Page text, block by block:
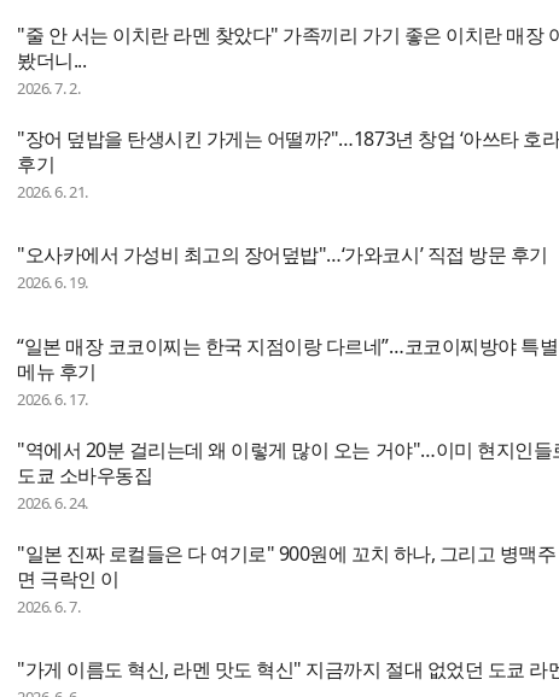
"줄 안 서는 이치란 라멘 찾았다" 가족끼리 가기 좋은 이치란 매장
봤더니...
2026. 7. 2.
"장어 덮밥을 탄생시킨 가게는 어떨까?"…1873년 창업 ‘아쓰타 호
후기
2026. 6. 21.
"오사카에서 가성비 최고의 장어덮밥"…‘가와코시’ 직접 방문 후기
2026. 6. 19.
“일본 매장 코코이찌는 한국 지점이랑 다르네”…코코이찌방야 특
메뉴 후기
2026. 6. 17.
"역에서 20분 걸리는데 왜 이렇게 많이 오는 거야"…이미 현지인들
도쿄 소바우동집
2026. 6. 24.
"일본 진짜 로컬들은 다 여기로" 900원에 꼬치 하나, 그리고 병맥
면 극락인 이
2026. 6. 7.
"가게 이름도 혁신, 라멘 맛도 혁신" 지금까지 절대 없었던 도쿄 라